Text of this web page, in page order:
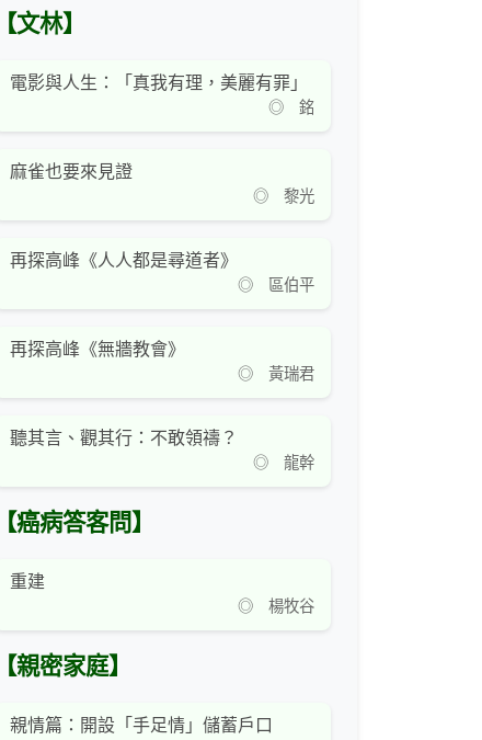
【文林】
電影與人生：「真我有理，美麗有罪」
◎ 銘
麻雀也要來見證
◎ 黎光
再探高峰《人人都是尋道者》
◎ 區伯平
再探高峰《無牆教會》
◎ 黃瑞君
聽其言、觀其行：不敢領禱？
◎ 龍幹
【癌病答客問】
重建
◎ 楊牧谷
【親密家庭】
親情篇：開設「手足情」儲蓄戶口